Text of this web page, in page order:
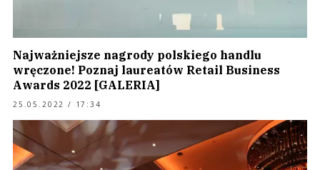
Najważniejsze nagrody polskiego handlu
wręczone! Poznaj laureatów Retail Business
Awards 2022 [GALERIA]
25.05.2022 / 17:34